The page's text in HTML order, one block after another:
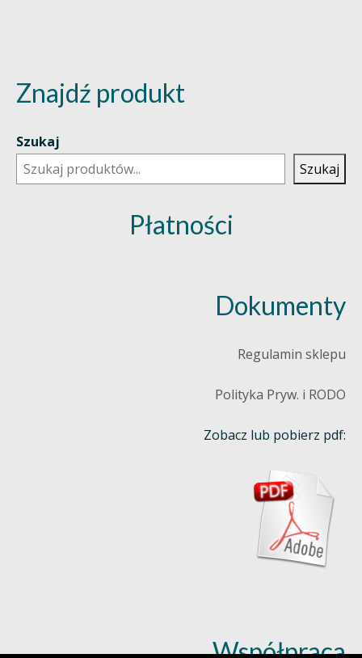
Znajdź produkt
Szukaj
Szukaj
Płatności
Dokumenty
Regulamin sklepu
Polityka Pryw. i RODO
Zobacz lub pobierz pdf:
Współpraca